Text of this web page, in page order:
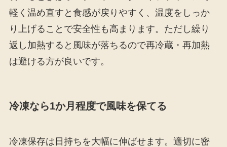
軽く温め直すと食感が戻りやすく、温度をしっか
り上げることで安全性も高まります。ただし繰り
返し加熱すると風味が落ちるので再冷蔵・再加熱
は避ける方が良いです。
冷凍なら1か月程度で風味を保てる
冷凍保存は日持ちを大幅に伸ばせます。適切に密